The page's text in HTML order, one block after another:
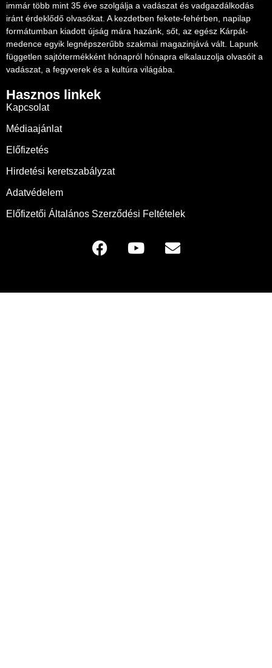
immár több mint 35 éve szolgálja a vadászat és vadgazdálkodás
iránt érdeklődő olvasókat. A kezdetben fekete-fehérben, napilap
formátumban kiadott újság mára hazánk, sőt, az egész Kárpát-
medence egyik legnépszerűbb szakmai magazinjává vált. Lapunk
független sajtótermékként hónapról hónapra elkalauzolja olvasóit a
vadászat, a fegyverek és a kultúra világába.
Hasznos linkek
Kapcsolat
Médiaajánlat
Előfizetés
Hirdetési keretszabályzat
Adatvédelem
Előfizetői Általános Szerződési Feltételek